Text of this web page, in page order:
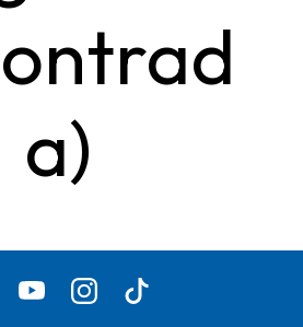
a)